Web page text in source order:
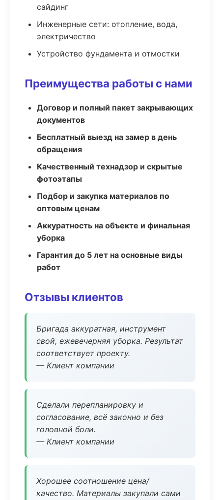
сайдинг
Инженерные сети: отопление, вода,
электричество
Устройство фундамента и отмостки
Преимущества работы с нами
Договор и полный пакет закрывающих
документов
Бесплатный выезд на замер в день
обращения
Качественный технадзор и скрытые
фотоэтапы
Подбор и закупка материалов по
оптовым ценам
Аккуратность на объекте и финальная
уборка
Гарантия до 5 лет на основные виды
работ
Отзывы клиентов
Бригада аккуратная, инструмент
свой, ежевечерняя уборка. Результат
соответствует проекту.
— Клиент компании
Сделали перепланировку и
согласование, всё законно и без
головной боли.
— Клиент компании
Хорошее соотношение цена/
качество. Материалы закупали сами